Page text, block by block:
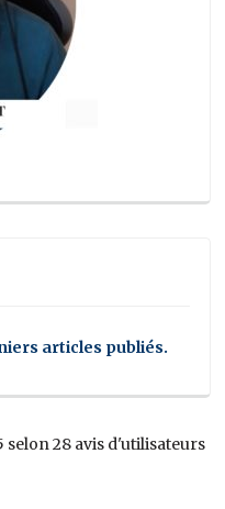
articles publiés.
selon 28 avis d'utilisateurs